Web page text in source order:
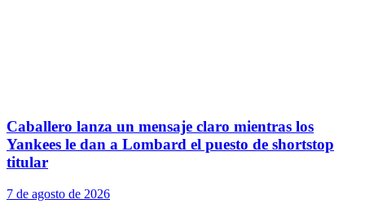
Caballero lanza un mensaje claro mientras los
Yankees le dan a Lombard el puesto de shortstop
titular
7 de agosto de 2026